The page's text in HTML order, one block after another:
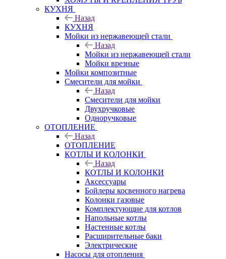
КУХНЯ
Назад
КУХНЯ
Мойки из нержавеющей стали
Назад
Мойки из нержавеющей стали
Мойки врезные
Мойки композитные
Смесители для мойки
Назад
Смесители для мойки
Двухручковые
Одноручковые
ОТОПЛЕНИЕ
Назад
ОТОПЛЕНИЕ
КОТЛЫ И КОЛОНКИ
Назад
КОТЛЫ И КОЛОНКИ
Аксессуары
Бойлеры косвенного нагрева
Колонки газовые
Комплектующие для котлов
Напольные котлы
Настенные котлы
Расширительные баки
Электрические
Насосы для отопления